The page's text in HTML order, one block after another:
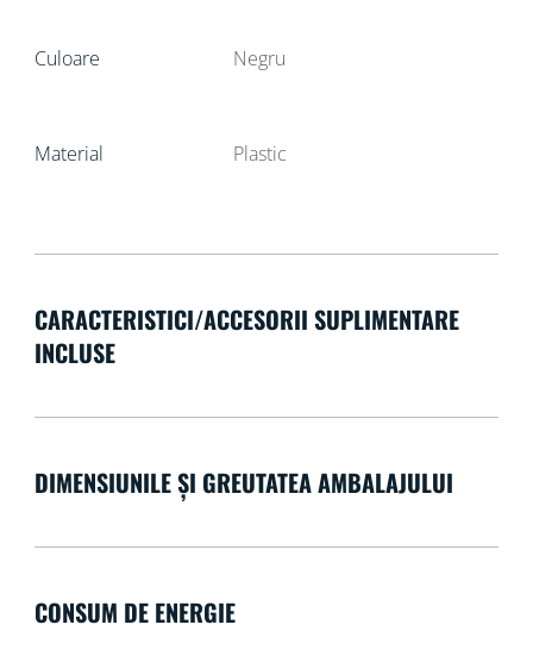
Culoare Negru
Material Plastic
CARACTERISTICI/ACCESORII SUPLIMENTARE
INCLUSE
DIMENSIUNILE ȘI GREUTATEA AMBALAJULUI
CONSUM DE ENERGIE